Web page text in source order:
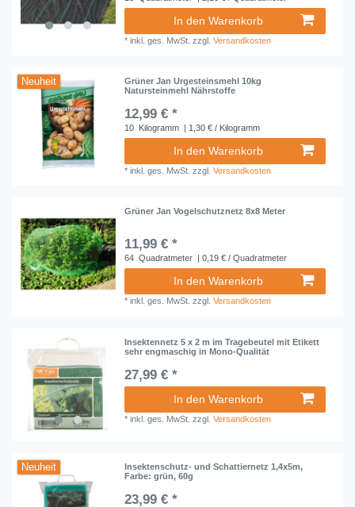
In den Warenkorb
*inkl. ges. MwSt. zzgl.Versandkosten
Neuheit
Grüner Jan Urgesteinsmehl 10kg
Natursteinmehl Nährstoffe
12,99 € *
10 Kilogramm | 1,30 € / Kilogramm
In den Warenkorb
*inkl. ges. MwSt. zzgl.Versandkosten
Grüner Jan Vogelschutznetz 8x8 Meter
11,99 € *
64 Quadratmeter | 0,19 € / Quadratmeter
In den Warenkorb
*inkl. ges. MwSt. zzgl.Versandkosten
Insektennetz 5 x 2 m im Tragebeutel mit Etikett
sehr engmaschig in Mono-Qualität
27,99 € *
In den Warenkorb
*inkl. ges. MwSt. zzgl.Versandkosten
Neuheit
Insektenschutz- und Schattiernetz 1,4x5m,
Farbe: grün, 60g
23,99 € *